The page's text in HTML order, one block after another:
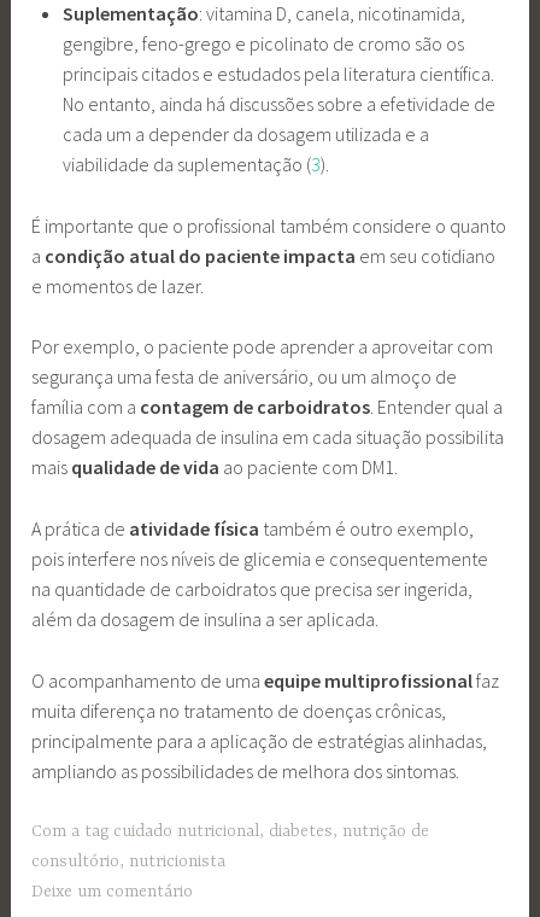
Suplementação: vitamina D, canela, nicotinamida,
gengibre, feno-grego e picolinato de cromo são os
principais citados e estudados pela literatura científica.
No entanto, ainda há discussões sobre a efetividade de
cada um a depender da dosagem utilizada e a
viabilidade da suplementação (3).
É importante que o profissional também considere o quanto
a condição atual do paciente impacta em seu cotidiano
e momentos de lazer.
Por exemplo, o paciente pode aprender a aproveitar com
segurança uma festa de aniversário, ou um almoço de
família com a contagem de carboidratos. Entender qual a
dosagem adequada de insulina em cada situação possibilita
mais qualidade de vida ao paciente com DM1.
A prática de atividade física também é outro exemplo,
pois interfere nos níveis de glicemia e consequentemente
na quantidade de carboidratos que precisa ser ingerida,
além da dosagem de insulina a ser aplicada.
O acompanhamento de umaequipe multiprofissionalfaz
muita diferença no tratamento de doenças crônicas,
principalmente para a aplicação de estratégias alinhadas,
ampliando as possibilidades de melhora dos sintomas.
Com a tag cuidado nutricional, diabetes, nutrição de
consultório, nutricionista
Deixe um comentário